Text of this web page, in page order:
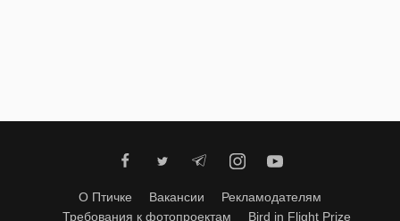
О Птичке Вакансии
Рекламодателям
Требования к фотопроектам
Bird in Flight Prize